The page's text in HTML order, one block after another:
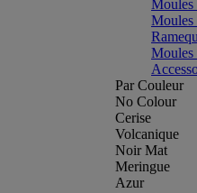
Moules
Moules
Par Couleur
No Colour
Cerise
Volcanique
Noir Mat
Meringue
Azur